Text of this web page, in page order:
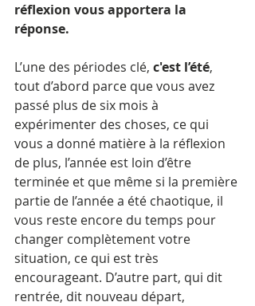
réflexion vous apportera la
réponse.
L’une des périodes clé, c'est l’été,
tout d’abord parce que vous avez
passé plus de six mois à
expérimenter des choses, ce qui
vous a donné matière à la réflexion
de plus, l’année est loin d’être
terminée et que même si la première
partie de l’année a été chaotique, il
vous reste encore du temps pour
changer complètement votre
situation, ce qui est très
encourageant. D’autre part, qui dit
rentrée, dit nouveau départ,